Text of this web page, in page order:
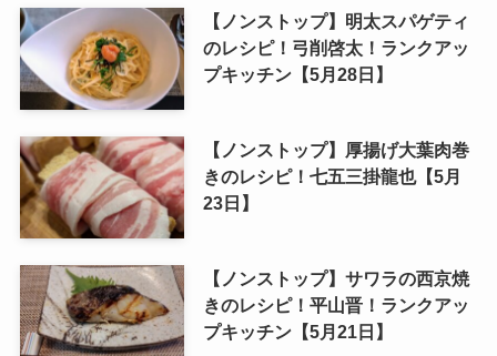
【ノンストップ】明太スパゲティ
のレシピ！弓削啓太！ランクアッ
プキッチン【5月28日】
【ノンストップ】厚揚げ大葉肉巻
きのレシピ！七五三掛龍也【5月
23日】
【ノンストップ】サワラの西京焼
きのレシピ！平山晋！ランクアッ
プキッチン【5月21日】